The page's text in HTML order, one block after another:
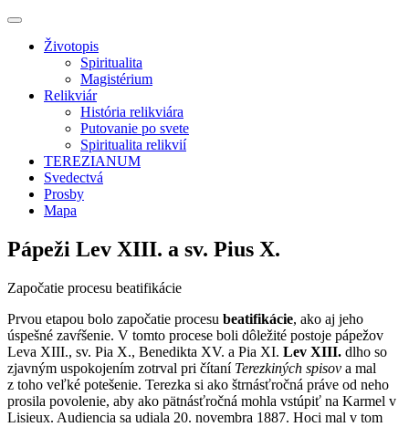
Životopis
Spiritualita
Magistérium
Relikviár
História relikviára
Putovanie po svete
Spiritualita relikvií
TEREZIANUM
Svedectvá
Prosby
Mapa
Pápeži Lev XIII. a sv. Pius X.
Započatie procesu beatifikácie
Prvou etapou bolo započatie procesu beatifikácie, ako aj jeho
úspešné zavŕšenie. V tomto procese boli dôležité postoje pápežov
Leva XIII., sv. Pia X., Benedikta XV. a Pia XI. Lev XIII. dlho so
zjavným uspokojením zotrval pri čítaní Terezkiných spisov a mal
z toho veľké potešenie. Terezka si ako štrnásťročná práve od neho
prosila povolenie, aby ako pätnásťročná mohla vstúpiť na Karmel v
Lisieux. Audiencia sa udiala 20. novembra 1887. Hoci mal v tom